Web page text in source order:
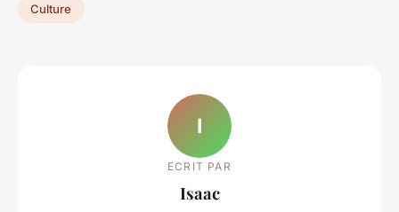
Culture
I
ECRIT PAR
Isaac